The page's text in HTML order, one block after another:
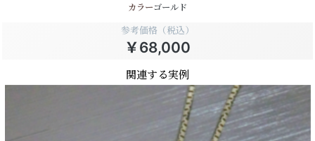
カラーゴールド
参考価格（税込）
￥68,000
関連する実例